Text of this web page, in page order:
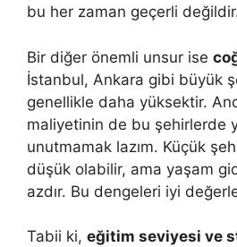
bu her zaman geçerli
Bir diğer önemli unsur ise
İstanbul, Ankara gibi büyük
genellikle daha yüksektir.
maliyetinin de bu şehirlerde
unutmamak lazım. Küçük
düşük olabilir, ama yaşam
azdır. Bu dengeleri iyi
Tabii ki, eğitim seviyesi ve